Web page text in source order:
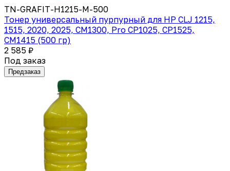
TN-GRAFIT-H1215-M-500
Тонер универсальный пурпурный для HP CLJ 1215,
1515, 2020, 2025, CM1300, Pro CP1025, CP1525,
CM1415 (500 гр)
2 585 ₽
Под заказ
Предзаказ